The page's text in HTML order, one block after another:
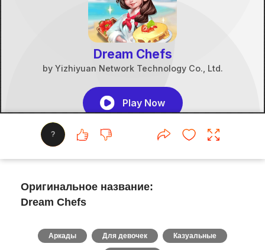
?
Оригинальное название:
Dream Chefs
Аркады Для девочек Казуальные